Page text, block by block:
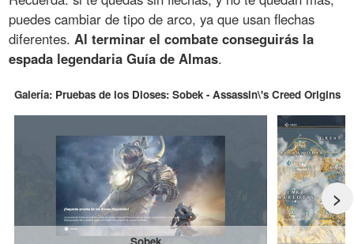
puedes cambiar de tipo de arco, ya que usan flechas
diferentes.Al terminar el combate conseguirás la
espada legendaria Guía de Almas.
Galería: Pruebas de los Dioses: Sobek - Assassin\'s Creed Origins
>
Sobek